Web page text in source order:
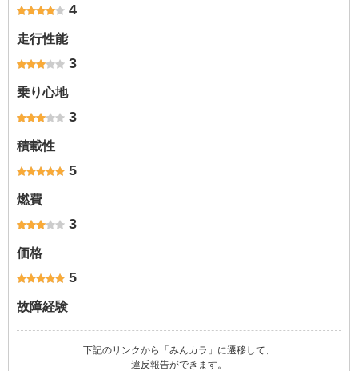
4
走行性能
3
乗り心地
3
積載性
5
燃費
3
価格
5
故障経験
下記のリンクから「みんカラ」に遷移して、
違反報告ができます。